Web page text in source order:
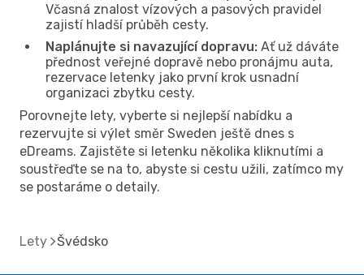
Včasná znalost vízových a pasových pravidel
zajistí hladší průběh cesty.
Naplánujte si navazující dopravu: Ať už dáváte
přednost veřejné dopravě nebo pronájmu auta,
rezervace letenky jako první krok usnadní
organizaci zbytku cesty.
Porovnejte lety, vyberte si nejlepší nabídku a
rezervujte si výlet směr Sweden ještě dnes s
eDreams. Zajistěte si letenku několika kliknutími a
soustřeďte se na to, abyste si cestu užili, zatímco my
se postaráme o detaily.
Lety Švédsko